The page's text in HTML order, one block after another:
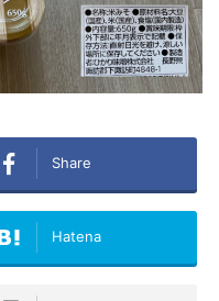
Share
Hatena